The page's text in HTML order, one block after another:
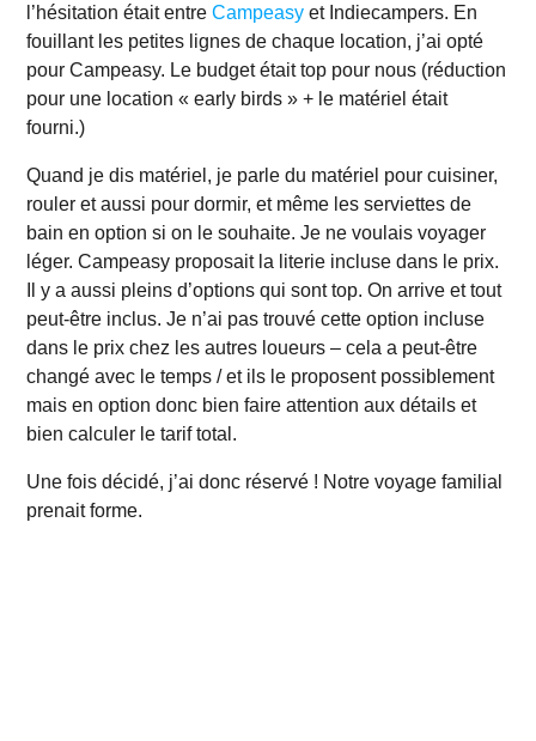
l’hésitation était entreCampeasy et Indiecampers. En
fouillant les petites lignes de chaque location, j’ai opté
pour Campeasy. Le budget était top pour nous (réduction
pour une location « early birds » + le matériel était
fourni.)
Quand je dis matériel, je parle du matériel pour cuisiner,
rouler et aussi pour dormir, et même les serviettes de
bain en option si on le souhaite. Je ne voulais voyager
léger. Campeasy proposait la literie incluse dans le prix.
Il y a aussi pleins d’options qui sont top. On arrive et tout
peut-être inclus. Je n’ai pas trouvé cette option incluse
dans le prix chez les autres loueurs – cela a peut-être
changé avec le temps / et ils le proposent possiblement
mais en option donc bien faire attention aux détails et
bien calculer le tarif total.
Une fois décidé, j’ai donc réservé ! Notre voyage familial
prenait forme.